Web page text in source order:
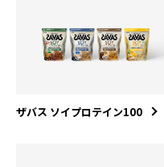
ザバス ソイプロテイン100